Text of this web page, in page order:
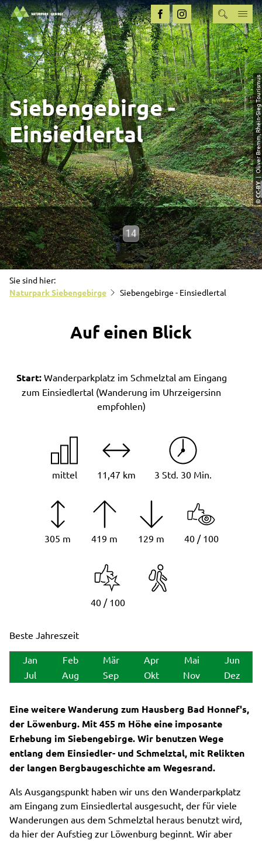
©
CC-BY
| Oliver Bremm, Rhein-Sieg Tourismus
Siebengebirge -
Einsiedlertal
Sie sind hier:
Naturpark Siebengebirge
Siebengebirge - Einsiedlertal
Auf einen Blick
Start:Wanderparkplatz im Schmelztal am Eingang
zum Einsiedlertal (Wanderung im Uhrzeigersinn
empfohlen)
mittel 11,47 km 3 Std. 30 Min.
305 m 419 m 129 m 40 / 100
40 / 100
Beste Jahreszeit
Jan Feb Mär Apr Mai
Jun
Jul
Aug Sep Okt Nov Dez
Eine weitere Wanderung zum Hausberg Bad Honnef's,
der Löwenburg. Mit 455 m Höhe eine imposante
Erhebung im Siebengebirge. Wir benutzen Wege
entlang dem Einsiedler- und Schmelztal, mit Relikten
der langen Bergbaugeschichte am Wegesrand.
Als Ausgangspunkt haben wir uns den Wanderparkplatz
am Eingang zum Einsiedlertal ausgesucht, der für viele
Wanderungen aus dem Schmelztal heraus benutzt wird,
da hier der Aufstieg zur Löwenburg beginnt. Wir aber